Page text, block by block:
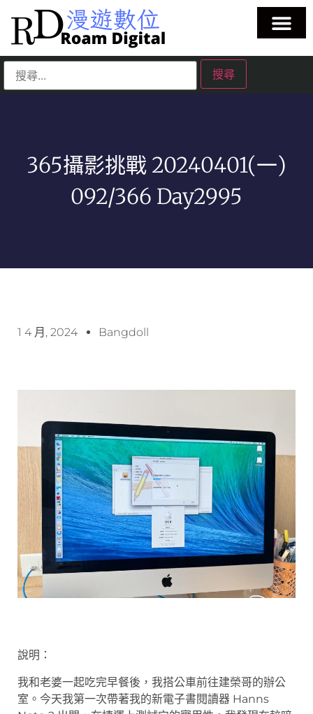
365攝影挑戰 20240401(一)
092/366 Day2995
1 4 月, 2024 Bangdoll
說明：
我和老婆一起吃完早餐後，我搭公車前往建榮哥的辦公
室。今天我第一次帶著我的新電子書閱讀器 Hanns